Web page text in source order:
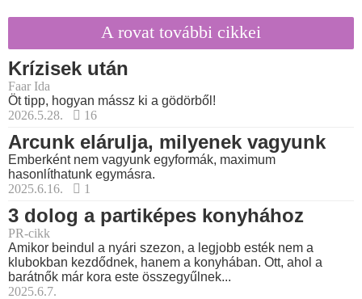
A rovat további cikkei
Krízisek után
Faar Ida
Öt tipp, hogyan mássz ki a gödörből!
2026.5.28.
16
Arcunk elárulja, milyenek vagyunk
Emberként nem vagyunk egyformák, maximum
hasonlíthatunk egymásra.
2025.6.16.
1
3 dolog a partiképes konyhához
PR-cikk
Amikor beindul a nyári szezon, a legjobb esték nem a
klubokban kezdődnek, hanem a konyhában. Ott, ahol a
barátnők már kora este összegyűlnek...
2025.6.7.